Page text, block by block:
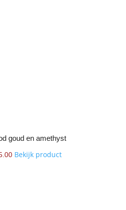
goud en amethyst
Bekijk product